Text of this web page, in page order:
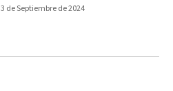
3 de Septiembre de 2024